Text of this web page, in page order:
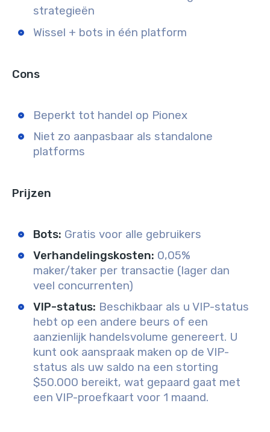
strategieën
Wissel + bots in één platform
Cons
Beperkt tot handel op Pionex
Niet zo aanpasbaar als standalone
platforms
Prijzen
Bots: Gratis voor alle gebruikers
Verhandelingskosten: 0,05%
maker/taker per transactie (lager dan
veel concurrenten)
VIP-status: Beschikbaar als u VIP-status
hebt op een andere beurs of een
aanzienlijk handelsvolume genereert. U
kunt ook aanspraak maken op de VIP-
status als uw saldo na een storting
$50.000 bereikt, wat gepaard gaat met
een VIP-proefkaart voor 1 maand.